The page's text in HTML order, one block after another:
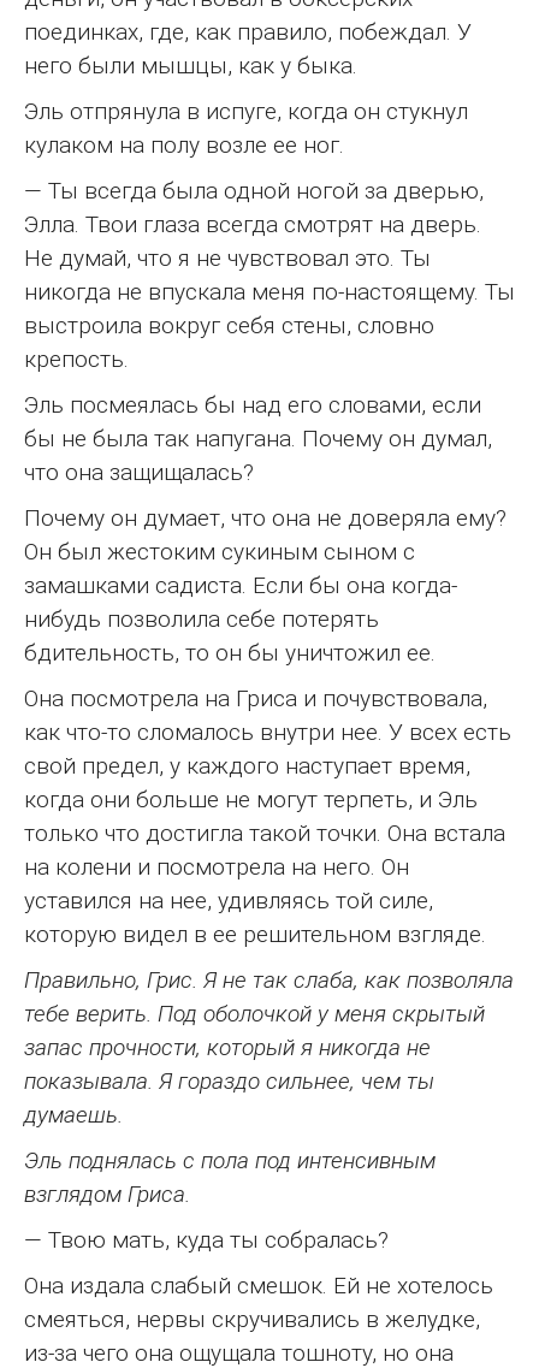
поединках, где, как правило, побеждал. У
него были мышцы, как у быка.
Эль отпрянула в испуге, когда он стукнул
кулаком на полу возле ее ног.
— Ты всегда была одной ногой за дверью,
Элла. Твои глаза всегда смотрят на дверь.
Не думай, что я не чувствовал это. Ты
никогда не впускала меня по-настоящему. Ты
выстроила вокруг себя стены, словно
крепость.
Эль посмеялась бы над его словами, если
бы не была так напугана. Почему он думал,
что она защищалась?
Почему он думает, что она не доверяла ему?
Он был жестоким сукиным сыном с
замашками садиста. Если бы она когда-
нибудь позволила себе потерять
бдительность, то он бы уничтожил ее.
Она посмотрела на Гриса и почувствовала,
как что-то сломалось внутри нее. У всех есть
свой предел, у каждого наступает время,
когда они больше не могут терпеть, и Эль
только что достигла такой точки. Она встала
на колени и посмотрела на него. Он
уставился на нее, удивляясь той силе,
которую видел в ее решительном взгляде.
Правильно, Грис. Я не так слаба, как позволяла
тебе верить. Под оболочкой у меня скрытый
запас прочности, который я никогда не
показывала. Я гораздо сильнее, чем ты
думаешь.
Эль поднялась с пола под интенсивным
взглядом Гриса.
— Твою мать, куда ты собралась?
Она издала слабый смешок. Ей не хотелось
смеяться, нервы скручивались в желудке,
из-за чего она ощущала тошноту, но она